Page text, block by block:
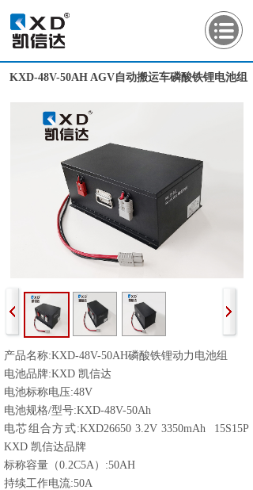
KXD-48V-50AH AGV自动搬运车磷酸铁锂电池组
产品名称:KXD-48V-50AH磷酸铁锂动力电池组
电池品牌:KXD 凯信达
电池标称电压:48V
电池规格/型号:KXD-48V-50Ah
电芯组合方式:KXD26650 3.2V 3350mAh 15S15P
KXD 凯信达品牌
标称容量（0.2C5A）:50AH
持续工作电流:50A